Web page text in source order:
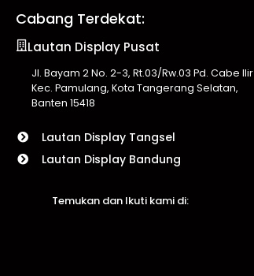
Cabang Terdekat:
Lautan Display Pusat
Jl. Bayam 2 No. 2-3, Rt.03/Rw.03 Pd. Cabe Ilir
Kec. Pamulang, Kota Tangerang Selatan,
Banten 15418
Lautan Display Tangsel
Lautan Display Bandung
Temukan dan Ikuti kami di: